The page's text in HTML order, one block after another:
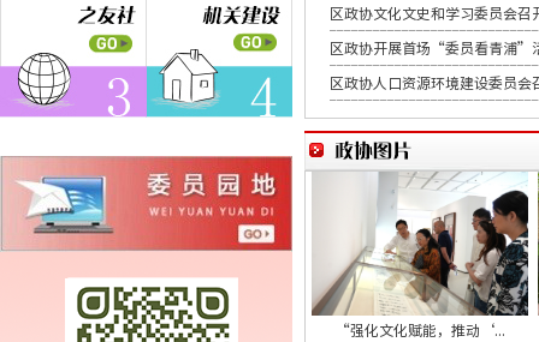
区政协文化文史和学习委员会召
区政协开展首场“委员看青浦”
区政协人口资源环境建设委员会
“强化文化赋能，推动‘...